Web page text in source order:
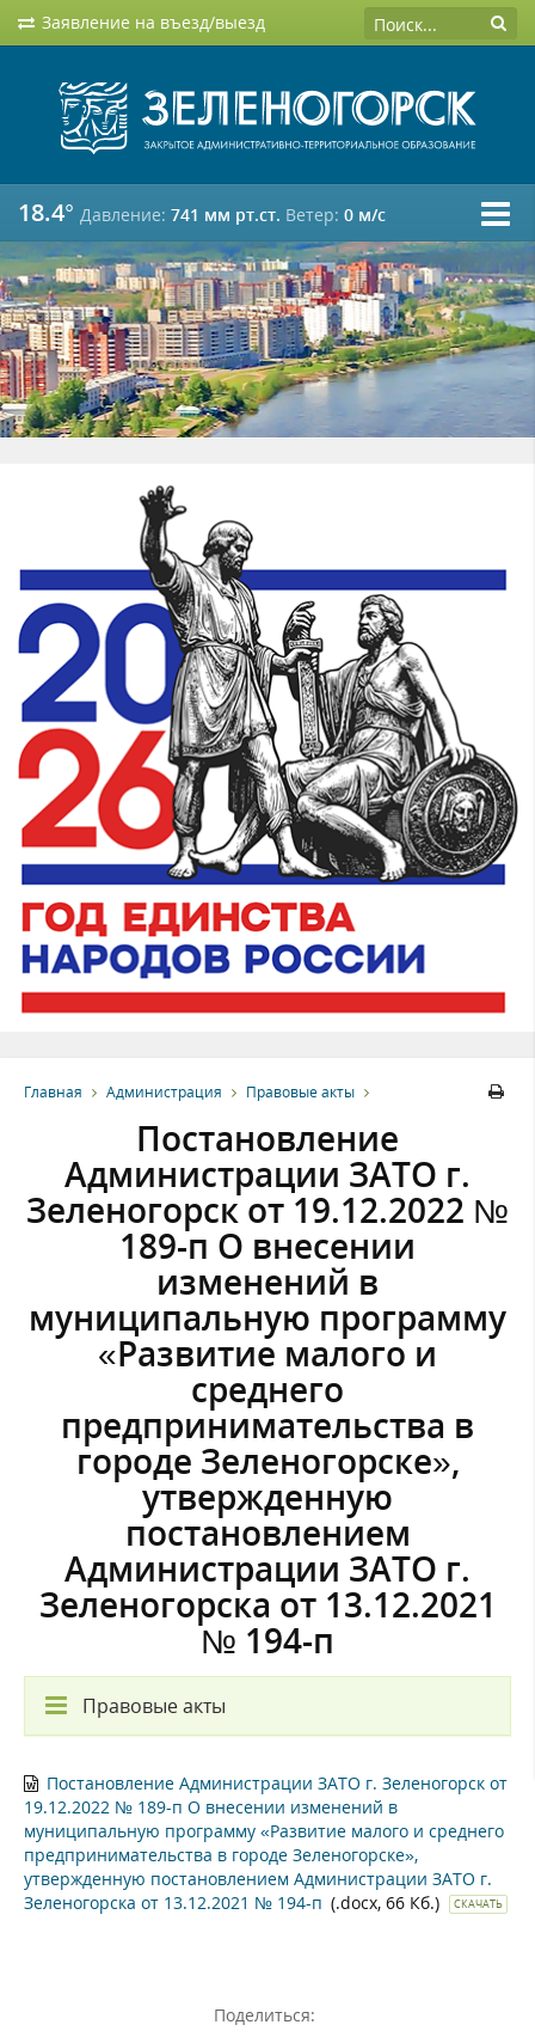
Заявление на въезд/выезд
18.4° Давление: 741 мм рт.ст. Ветер: 0 м/c
Главная Администрация Правовые акты
Постановление
Администрации ЗАТО г.
Зеленогорск от 19.12.2022 №
189-п О внесении
изменений в
муниципальную программу
«Развитие малого и
среднего
предпринимательства в
городе Зеленогорске»,
утвержденную
постановлением
Администрации ЗАТО г.
Зеленогорска от 13.12.2021
№ 194-п
Правовые акты
Постановление Администрации ЗАТО г. Зеленогорск от
19.12.2022 № 189-п О внесении изменений в
муниципальную программу «Развитие малого и среднего
предпринимательства в городе Зеленогорске»,
утвержденную постановлением Администрации ЗАТО г.
Зеленогорска от 13.12.2021 № 194-п (.docx, 66 Кб.) СКАЧАТЬ
Поделиться: